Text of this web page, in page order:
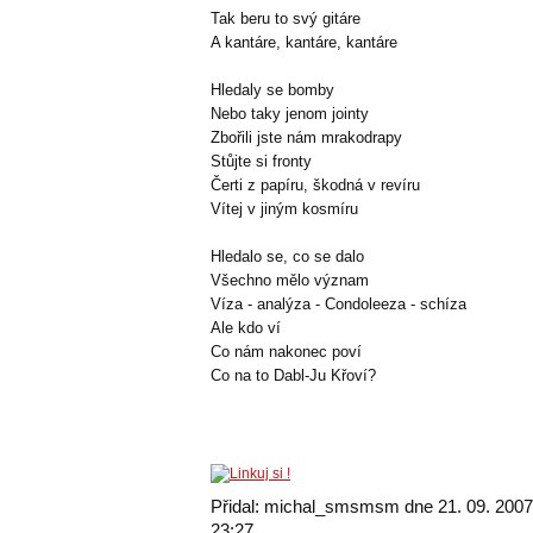
Tak beru to svý gitáre
A kantáre, kantáre, kantáre
Hledaly se bomby
Nebo taky jenom jointy
Zbořili jste nám mrakodrapy
Stůjte si fronty
Čerti z papíru, škodná v revíru
Vítej v jiným kosmíru
Hledalo se, co se dalo
Všechno mělo význam
Víza - analýza - Condoleeza - schíza
Ale kdo ví
Co nám nakonec poví
Co na to Dabl-Ju Křoví?
Přidal: michal_smsmsm dne 21. 09.